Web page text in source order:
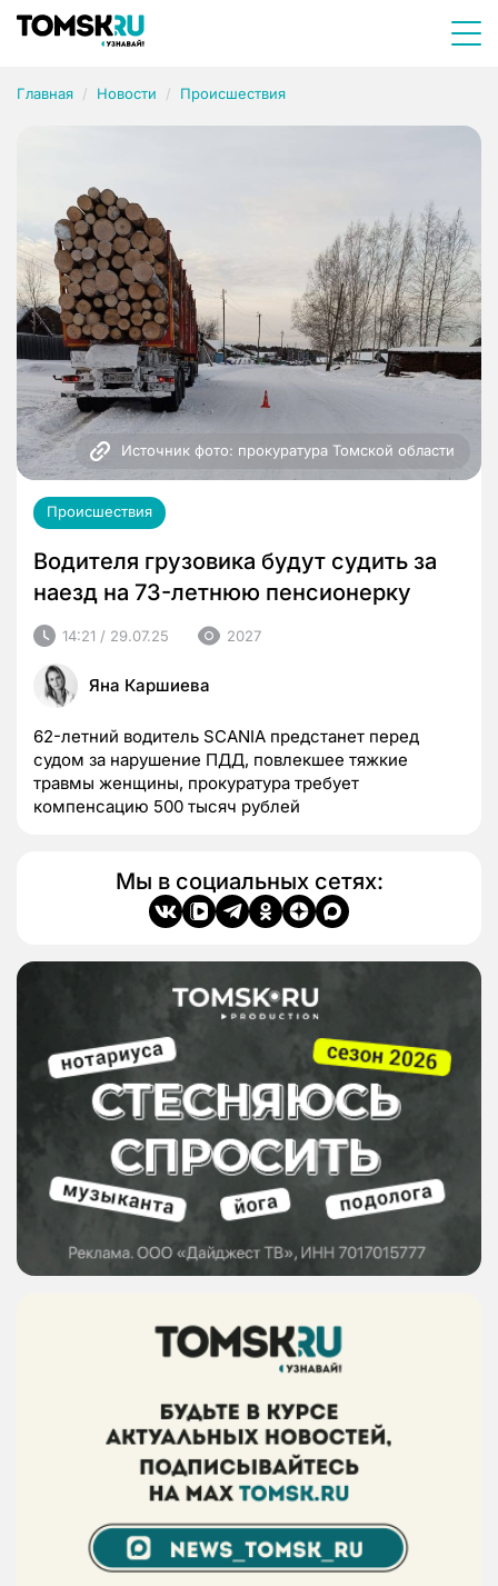
Главная Новости Происшествия
Источник фото: прокуратура Томской области
Происшествия
Водителя грузовика будут судить за
наезд на 73-летнюю пенсионерку
14:21 / 29.07.25 2027
Яна Каршиева
62-летний водитель SCANIA предстанет перед
судом за нарушение ПДД, повлекшее тяжкие
травмы женщины, прокуратура требует
компенсацию 500 тысяч рублей
Мы в социальных сетях: